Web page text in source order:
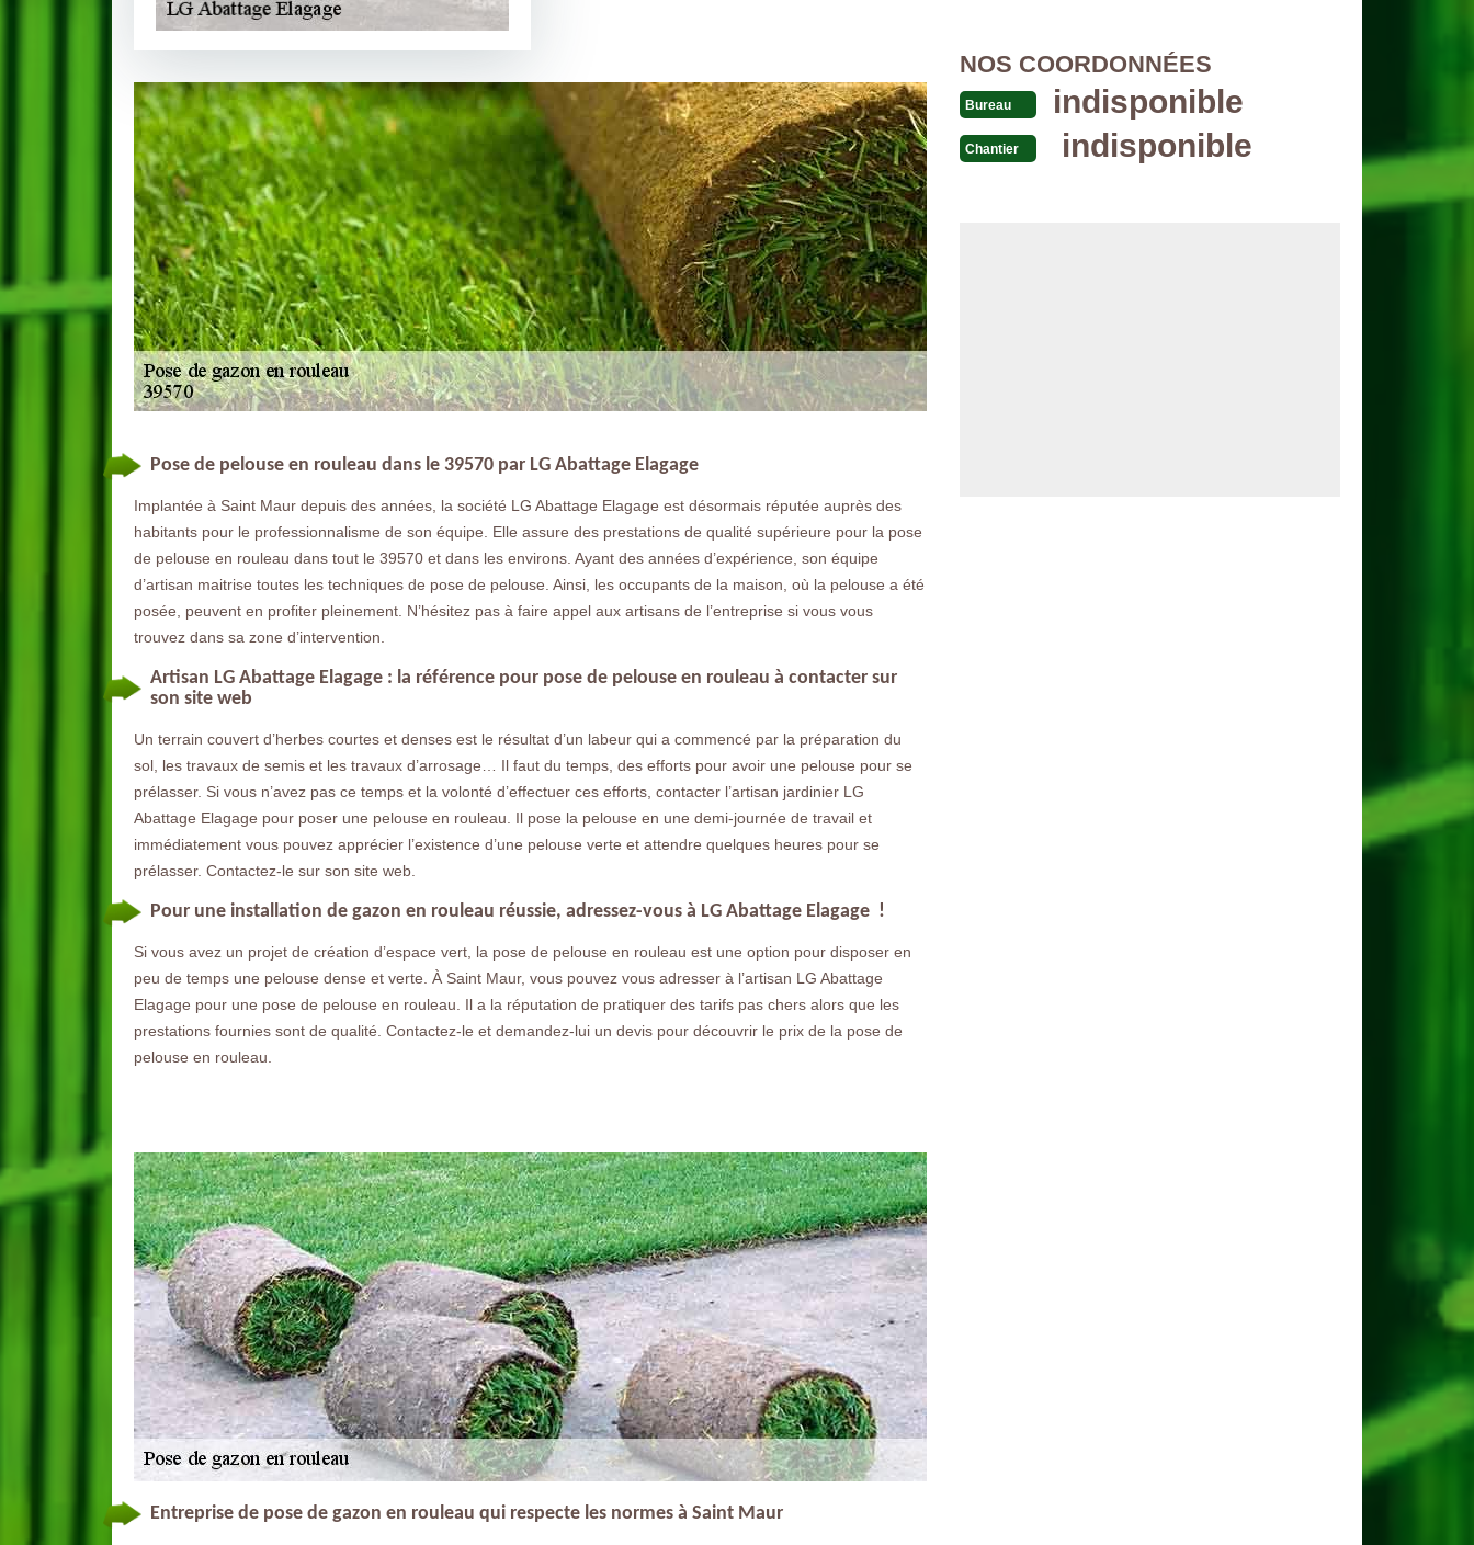
Pose de pelouse en rouleau dans le 39570 par LG Abattage Elagage
Implantée à Saint Maur depuis des années, la société LG Abattage Elagage est désormais réputée auprès des
habitants pour le professionnalisme de son équipe. Elle assure des prestations de qualité supérieure pour la pose
de pelouse en rouleau dans tout le 39570 et dans les environs. Ayant des années d’expérience, son équipe
d’artisan maitrise toutes les techniques de pose de pelouse. Ainsi, les occupants de la maison, où la pelouse a été
posée, peuvent en profiter pleinement. N’hésitez pas à faire appel aux artisans de l’entreprise si vous vous
trouvez dans sa zone d’intervention.
Artisan LG Abattage Elagage : la référence pour pose de pelouse en rouleau à contacter sur
son site web
Un terrain couvert d’herbes courtes et denses est le résultat d’un labeur qui a commencé par la préparation du
sol, les travaux de semis et les travaux d’arrosage… Il faut du temps, des efforts pour avoir une pelouse pour se
prélasser. Si vous n’avez pas ce temps et la volonté d’effectuer ces efforts, contacter l’artisan jardinier LG
Abattage Elagage pour poser une pelouse en rouleau. Il pose la pelouse en une demi-journée de travail et
immédiatement vous pouvez apprécier l’existence d’une pelouse verte et attendre quelques heures pour se
prélasser. Contactez-le sur son site web.
Pour une installation de gazon en rouleau réussie, adressez-vous à LG Abattage Elagage !
Si vous avez un projet de création d’espace vert, la pose de pelouse en rouleau est une option pour disposer en
peu de temps une pelouse dense et verte. À Saint Maur, vous pouvez vous adresser à l’artisan LG Abattage
Elagage pour une pose de pelouse en rouleau. Il a la réputation de pratiquer des tarifs pas chers alors que les
prestations fournies sont de qualité. Contactez-le et demandez-lui un devis pour découvrir le prix de la pose de
pelouse en rouleau.
Entreprise de pose de gazon en rouleau qui respecte les normes à Saint Maur
NOS COORDONNÉES
Bureau indisponible
Chantier indisponible